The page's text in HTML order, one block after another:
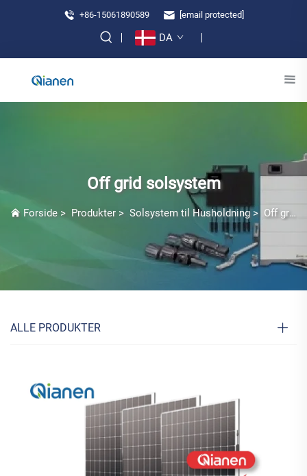
+86-15061890589 [email protected]
DA
Off grid solsystem
Forside > Produkter > Solsystem til Husholdning > Off grid solsystem
ALLE PRODUKTER